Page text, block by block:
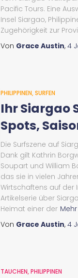
Pacific Tours. Eine
Insel Siargao,
Zugehörigkeit zur
Von Grace Austin, 4
PHILIPPINEN SURFEN
Ihr Siargao
Spots,
Die Surfszene auf
Dank gilt Kathrin
Soupart und William
das sie in vielen
Wirtschaftens auf der
Artikelserie über
Heimat einer der
Von Grace Austin, 4
TAUCHEN PHILIPPINEN